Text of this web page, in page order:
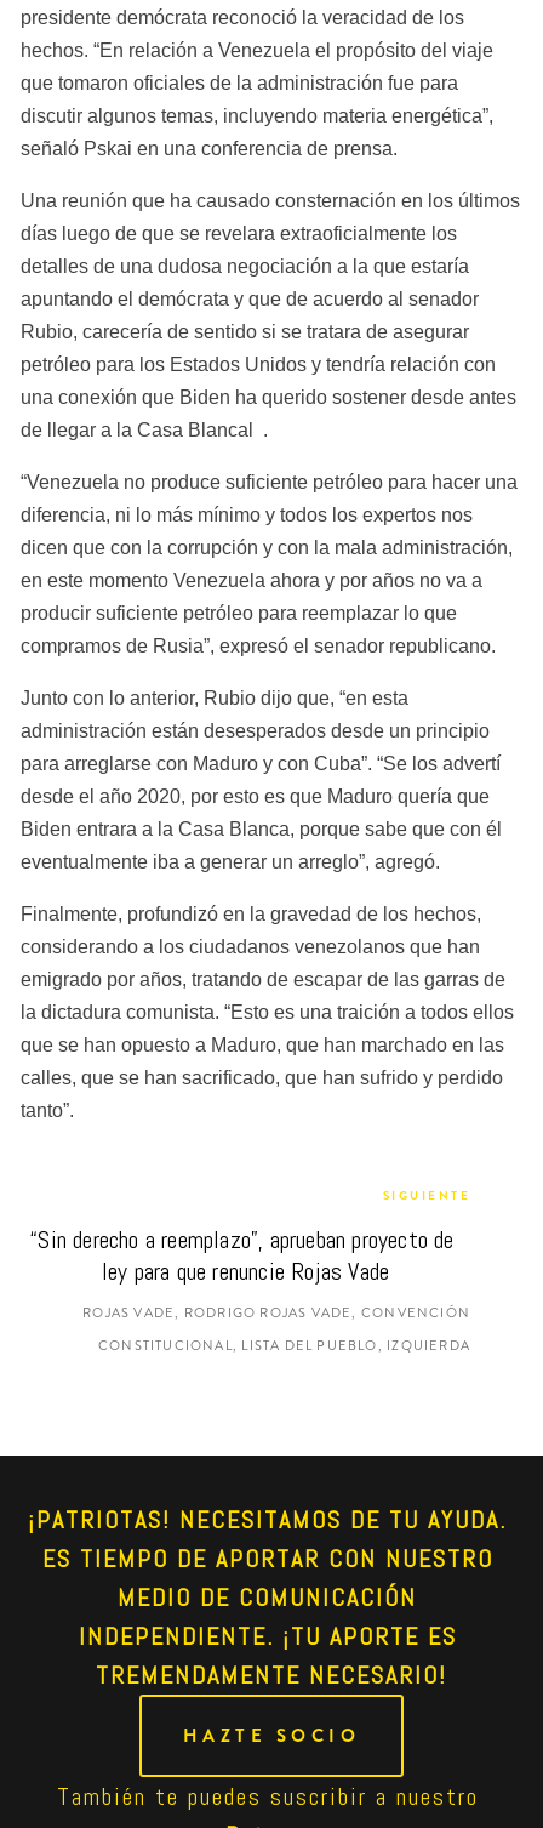
presidente demócrata reconoció la veracidad de los
hechos. “En relación a Venezuela el propósito del viaje
que tomaron oficiales de la administración fue para
discutir algunos temas, incluyendo materia energética”,
señaló Pskai en una conferencia de prensa.
Una reunión que ha causado consternación en los últimos
días luego de que se revelara extraoficialmente los
detalles de una dudosa negociación a la que estaría
apuntando el demócrata y que de acuerdo al senador
Rubio, carecería de sentido si se tratara de asegurar
petróleo para los Estados Unidos y tendría relación con
una conexión que Biden ha querido sostener desde antes
de llegar a la Casa Blancal  .
“Venezuela no produce suficiente petróleo para hacer una
diferencia, ni lo más mínimo y todos los expertos nos
dicen que con la corrupción y con la mala administración,
en este momento Venezuela ahora y por años no va a
producir suficiente petróleo para reemplazar lo que
compramos de Rusia”, expresó el senador republicano.
Junto con lo anterior, Rubio dijo que, “en esta
administración están desesperados desde un principio
para arreglarse con Maduro y con Cuba”. “Se los advertí
desde el año 2020, por esto es que Maduro quería que
Biden entrara a la Casa Blanca, porque sabe que con él
eventualmente iba a generar un arreglo”, agregó.
Finalmente, profundizó en la gravedad de los hechos,
considerando a los ciudadanos venezolanos que han
emigrado por años, tratando de escapar de las garras de
la dictadura comunista. “Esto es una traición a todos ellos
que se han opuesto a Maduro, que han marchado en las
calles, que se han sacrificado, que han sufrido y perdido
tanto”.
SIGUIENTE
“Sin derecho a reemplazo”, aprueban proyecto de
ley para que renuncie Rojas Vade
ROJAS VADE, RODRIGO ROJAS VADE, CONVENCIÓN
CONSTITUCIONAL, LISTA DEL PUEBLO, IZQUIERDA
¡PATRIOTAS! NECESITAMOS DE TU AYUDA.
ES TIEMPO DE APORTAR CON NUESTRO
MEDIO DE COMUNICACIÓN
INDEPENDIENTE. ¡TU APORTE ES
TREMENDAMENTE NECESARIO!
HAZTE SOCIO